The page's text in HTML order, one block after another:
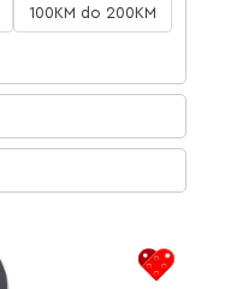
100KM do 200KM